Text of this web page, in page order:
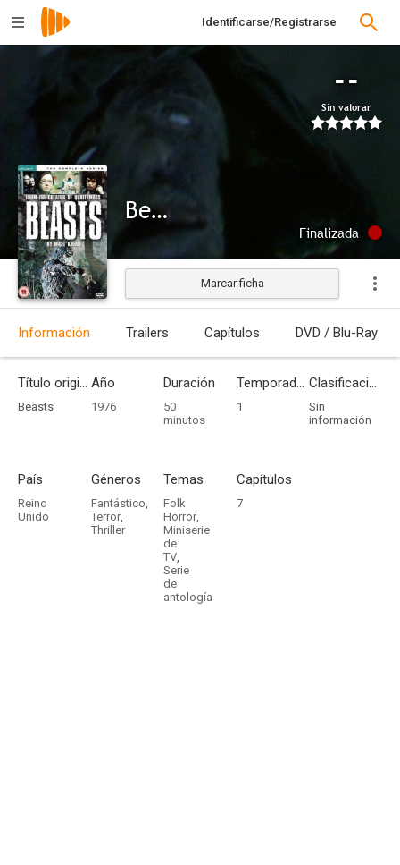
Identificarse/Registrarse
--
Sin valorar
Beasts
Finalizada
Marcar ficha
Información Trailers Capítulos DVD / Blu-Ray
Título original
Beasts
Año
1976
Duración
50
minutos
Temporadas
1
Clasificación por edades
Sin
información
País
Reino
Unido
Géneros
Fantástico,
Terror,
Thriller
Temas
Folk
Horror,
Miniserie
de
TV,
Serie
de
antología
Capítulos
7